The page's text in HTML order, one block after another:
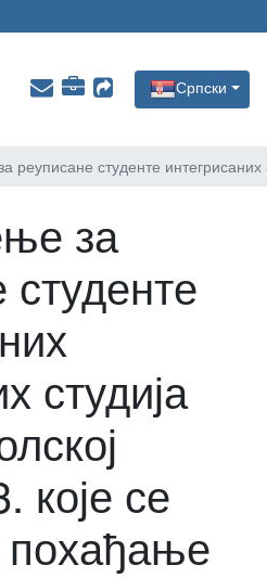
Српски
реуписане студенте
за
студија
које се